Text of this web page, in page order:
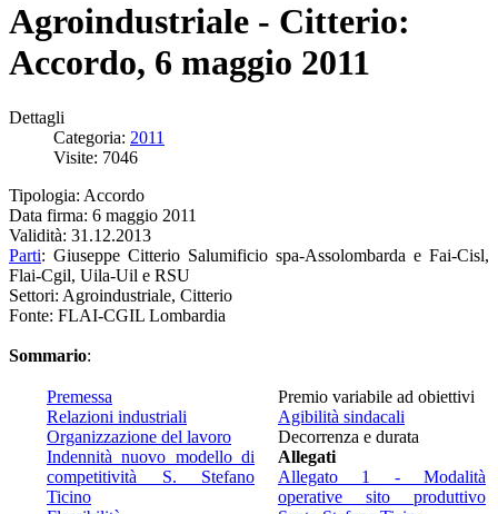
Agroindustriale - Citterio:
Accordo, 6 maggio 2011
Dettagli
Categoria: 2011
Visite: 7046
Tipologia: Accordo
Data firma: 6 maggio 2011
Validità: 31.12.2013
Parti: Giuseppe Citterio Salumificio spa-Assolombarda e Fai-Cisl,
Flai-Cgil, Uila-Uil e RSU
Settori: Agroindustriale, Citterio
Fonte: FLAI-CGIL Lombardia
Sommario:
Premessa
Relazioni industriali
Organizzazione del lavoro
Indennità nuovo modello di
competitività S. Stefano
Ticino
Premio variabile ad obiettivi
Agibilità sindacali
Decorrenza e durata
Allegati
Allegato 1 - Modalità
operative sito produttivo